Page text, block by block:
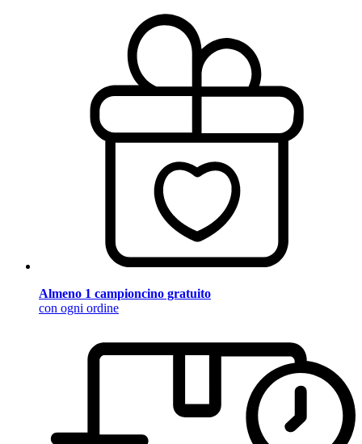
Almeno 1 campioncino gratuito
con ogni ordine